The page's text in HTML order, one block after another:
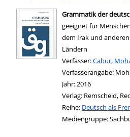
Grammatik der
geeignet für
dem Irak und
Ländern
Verfasser:Suche nach
Cabur,
Verfasserangabe:
Jahr:2016
Verlag: Remscheid,
Reihe: Deutsch als
Mediengruppe: